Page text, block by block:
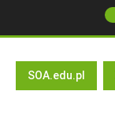
SOA.edu.pl